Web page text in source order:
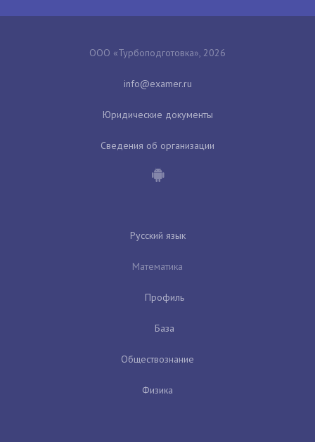
ООО «Турбоподготовка», 2026
Юридические документы
Сведения об организации
Русский язык
Математика
Профиль
База
Обществознание
Физика